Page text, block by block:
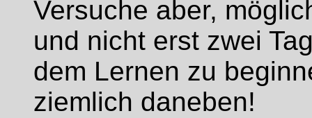
Versuche aber,
und nicht erst zwei
dem Lernen zu
ziemlich daneben!